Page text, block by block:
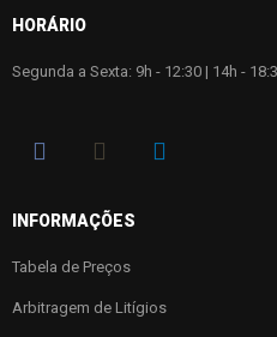
HORÁRIO
Segunda a Sexta: 9h - 12:30 | 14h -
INFORMAÇÕES
Tabela de Preços
Arbitragem de Litígios